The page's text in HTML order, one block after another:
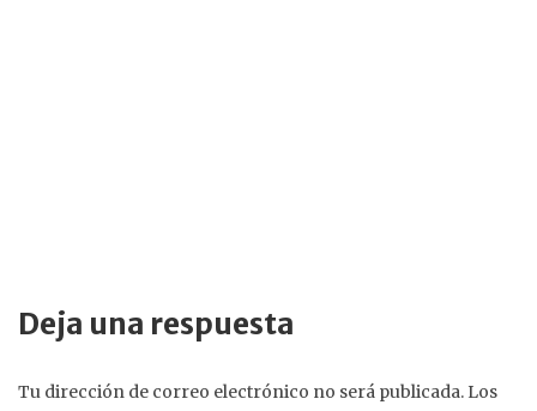
Deja una respuesta
Tu dirección de correo electrónico no será publicada. Los